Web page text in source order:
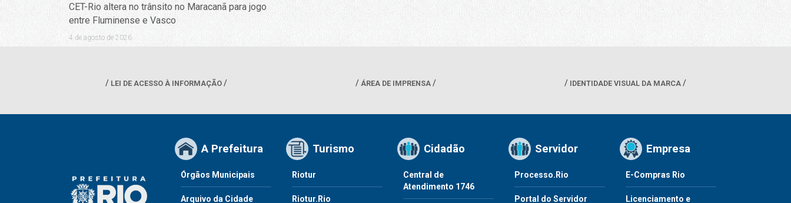
CET-Rio altera no trânsito no Maracanã para jogo
entre Fluminense e Vasco
4 de agosto de 2026
LEI DE ACESSO À INFORMAÇÃO ÁREA DE IMPRENSA IDENTIDADE VISUAL DA MARCA
A Prefeitura
Órgãos Municipais
Arquivo da Cidade
Turismo
Riotur
Riotur.Rio
Cidadão
Central de
Atendimento 1746
Servidor
Processo.Rio
Portal do Servidor
Empresa
E-Compras Rio
Licenciamento e